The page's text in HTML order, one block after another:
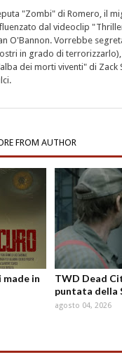
"Zombi" di Romero, il
dal videoclip
O'Bannon. Vorrebbe
in grado di
dei morti viventi" di
FROM AUTHOR
in
TWD Dead
puntata della
agosto 04, 2026